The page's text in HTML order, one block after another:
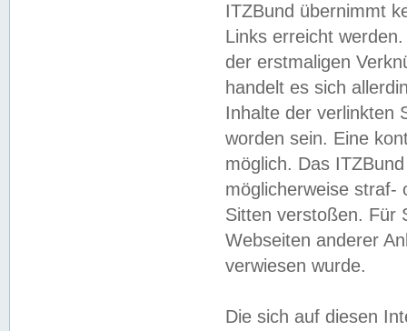
ITZBund übernimmt
Links erreicht
der erstmaligen
handelt es sich
Inhalte der verlinkten
worden sein. Eine
möglich. Das
möglicherweise straf-
Sitten verstoßen. Für
Webseiten anderer
verwiesen wurde.
Die sich auf diesen